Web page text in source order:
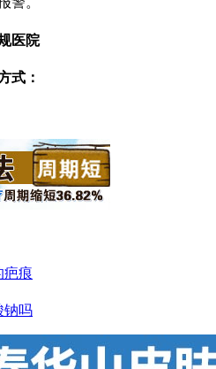
医院
式：
疤痕
钠吗